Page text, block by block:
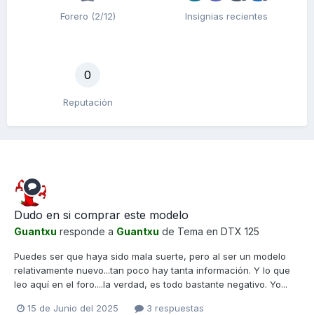
Forero (2/12) Insignias recientes
0
Reputación
Dudo en si comprar este modelo
Guantxu responde a Guantxu de Tema en DTX 125
Puedes ser que haya sido mala suerte, pero al ser un modelo
relativamente nuevo...tan poco hay tanta información. Y lo que
leo aquí en el foro....la verdad, es todo bastante negativo. Yo...
15 de Junio del 2025 3 respuestas